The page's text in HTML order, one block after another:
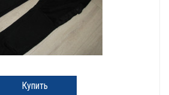
Купить